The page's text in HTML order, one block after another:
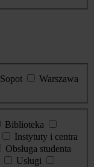
Sopot
Warszawa
Biblioteka
Instytuty i centra
Obsługa studenta
Usługi